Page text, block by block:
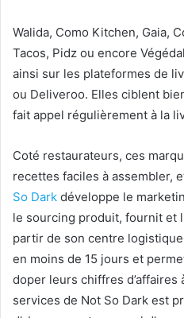
Walida, Como Kitchen, Gaia,
Tacos, Pidz ou encore
ainsi sur les plateformes de
ou Deliveroo. Elles ciblent
fait appel régulièrement à la
Coté restaurateurs, ces
recettes faciles à assembler,
So Dark développe le
le sourcing produit, fournit et
partir de son centre
en moins de 15 jours et
doper leurs chiffres d’affaires
services de Not So Dark est